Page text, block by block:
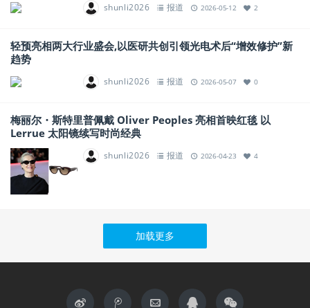
shunli2026 报道 2026-05-12 2
轻预亮相两大行业盛会,以医研共创引领光电术后“增效修护”新
趋势
shunli2026 报道 2026-05-07 0
梅丽尔・斯特里普佩戴 Oliver Peoples 亮相首映红毯 以
Lerrue 太阳镜续写时尚经典
shunli2026 报道 2026-04-23 4
加载更多